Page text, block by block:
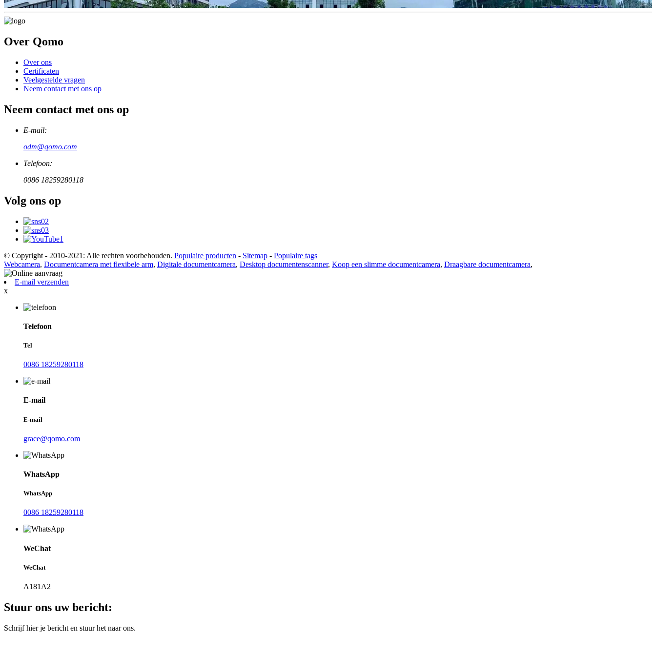
Over Qomo
Over ons
Certificaten
Veelgestelde vragen
Neem contact met ons op
Neem contact met ons op
E-mail:
odm@qomo.com
Telefoon:
0086 18259280118
Volg ons op
© Copyright - 2010-2021: Alle rechten voorbehouden. Populaire producten - Sitemap - Populaire tags
Webcamera, Documentcamera met flexibele arm, Digitale documentcamera, Desktop documentenscanner, Koop een slimme documentcamera, Draagbare documentcamera,
E-mail verzenden
x
Telefoon
Tel
0086 18259280118
E-mail
E-mail
grace@qomo.com
WhatsApp
WhatsApp
0086 18259280118
WeChat
WeChat
A181A2
Stuur ons uw bericht:
Schrijf hier je bericht en stuur het naar ons.